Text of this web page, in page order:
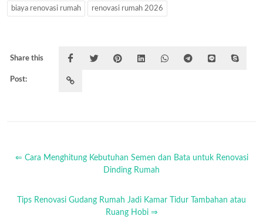
biaya renovasi rumah renovasi rumah 2026
Share this
Post:
⇐ Cara Menghitung Kebutuhan Semen dan Bata untuk Renovasi
Dinding Rumah
Tips Renovasi Gudang Rumah Jadi Kamar Tidur Tambahan atau
Ruang Hobi ⇒